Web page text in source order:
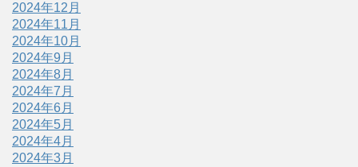
2024年12月
2024年11月
2024年10月
2024年9月
2024年8月
2024年7月
2024年6月
2024年5月
2024年4月
2024年3月